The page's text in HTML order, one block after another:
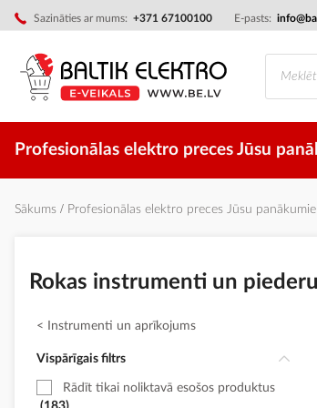
Sazināties ar mums: +371 67100100 E-pasts:
Skip
to
Content
Profesionālas elektro preces Jūsu
Sākums Profesionālas elektro preces Jūsu
Rokas instrumenti un
Instrumenti un aprīkojums
Vispārīgais filtrs
Rādīt tikai noliktavā esošos produktus